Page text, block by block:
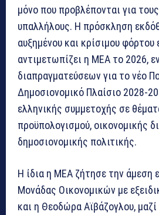
μόνο που προβλέπονται για
υπαλλήλους. Η πρόσκληση
αυξημένου και κρίσιμου φόρτου
αντιμετωπίζει η ΜΕΑ το 2026,
διαπραγματεύσεων για το νέο
Δημοσιονομικό Πλαίσιο 2028-
ελληνικής συμμετοχής σε
προϋπολογισμού, οικονομικής
δημοσιονομικής πολιτικής.
Η ίδια η ΜΕΑ ζήτησε την άμεση
Μονάδας Οικονομικών με
και η Θεοδώρα Αϊβάζογλου,